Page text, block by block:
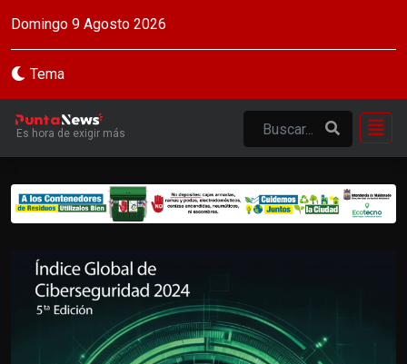
Domingo 9 Agosto 2026
Tema
Es hora de exigir más